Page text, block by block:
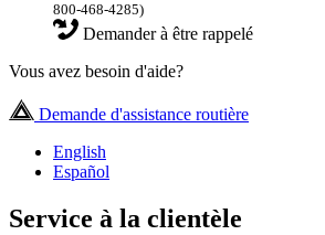
800-468-4285)
Demander à être rappelé
Vous avez besoin d'aide?
Demande d'assistance routière
English
Español
Service à la clientèle